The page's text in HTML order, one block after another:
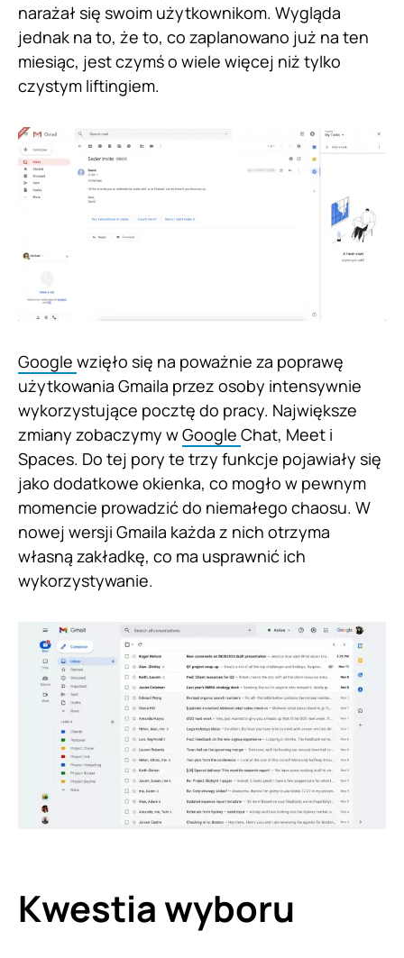
narażał się swoim użytkownikom. Wygląda
jednak na to, że to, co zaplanowano już na ten
miesiąc, jest czymś o wiele więcej niż tylko
czystym liftingiem.
Google wzięło się na poważnie za poprawę
użytkowania Gmaila przez osoby intensywnie
wykorzystujące pocztę do pracy. Największe
zmiany zobaczymy wGoogle Chat, Meet i
Spaces. Do tej pory te trzy funkcje pojawiały się
jako dodatkowe okienka, co mogło w pewnym
momencie prowadzić do niemałego chaosu. W
nowej wersji Gmaila każda z nich otrzyma
własną zakładkę, co ma usprawnić ich
wykorzystywanie.
Kwestia wyboru